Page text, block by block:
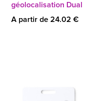
géolocalisation Dual
A partir de 24.02 €